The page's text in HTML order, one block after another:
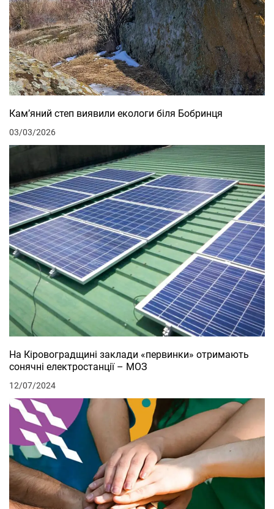
Кам’яний степ виявили екологи біля Бобринця
03/03/2026
На Кіровоградщині заклади «первинки» отримають
сонячні електростанції – МОЗ
12/07/2024